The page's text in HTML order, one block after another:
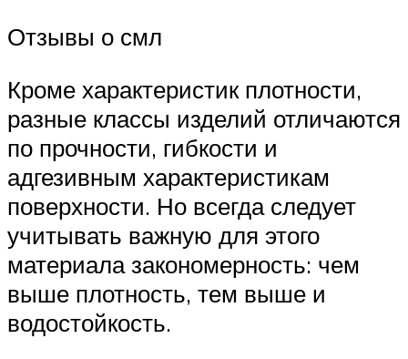
Отзывы о смл
Кроме характеристик плотности,
разные классы изделий отличаются
по прочности, гибкости и
адгезивным характеристикам
поверхности. Но всегда следует
учитывать важную для этого
материала закономерность: чем
выше плотность, тем выше и
водостойкость.